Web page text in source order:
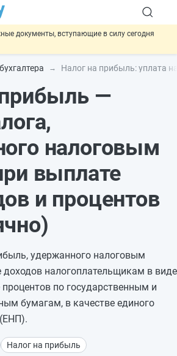
документы, вступающие в силу сегодня
продажи опасных товаров через
ошибок в документах предлагают
единые критерии трудовых и ГПХ-
Налог на прибыль: уплата
—
налоговым
выплате
и процентов
удержанного налоговым
доходов налогоплательщикам в виде
по государственным и
бумагам, в качестве единого
Налог на прибыль